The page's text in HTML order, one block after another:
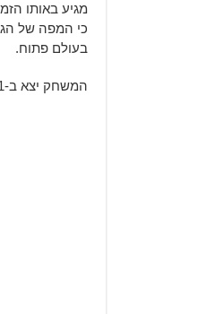
מגיע באותו
כי המפה של
בעולם פתוח.
המשחק יצא ב-21 במרץ עבור המחשב האישי והקונסולות השונות.